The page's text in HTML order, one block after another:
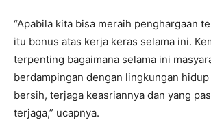
“Apabila kita bisa meraih penghargaan
itu bonus atas kerja keras selama ini.
terpenting bagaimana selama ini
berdampingan dengan lingkungan
bersih, terjaga keasriannya dan yang
terjaga,” ucapnya.